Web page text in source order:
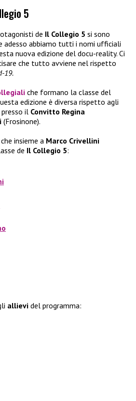
5
de Il Collegio 5 si sono
adesso abbiamo tutti i nomi ufficiali
nuova edizione del docu-reality. Ci
che tutto avviene nel rispetto
19.
che formano la classe del
edizione è diversa rispetto agli
il Convitto Regina
(Frosinone).
insieme a Marco Crivellini
de Il Collegio 5:
allievi del programma: